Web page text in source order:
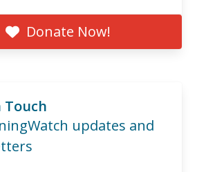
Donate Now!
Touch
updates and